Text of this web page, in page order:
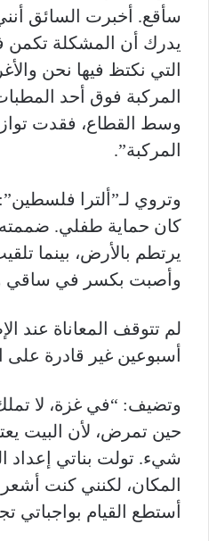
سأقع. أخبرت السائق
يدرك أن المشكلة
التي نكتظ فيها نحن
المركبة فوق أحد
وسط القطاع، فقدت
المركبة”.
وتروي لـ”ألترا
كان حماية طفلي. ضممته
يرتطم بالأرض، بينما
وأصبت بكسر في ساقي
لم تتوقف المعاناة عند
أسبوعين غير قادرة على
وتضيف: “في غزة، لا
حين تمرض، لأن البيت
شيء. تولت بناتي إعداد
المكان، لكنني كنت أشعر
أستطع القيام بواجباتي